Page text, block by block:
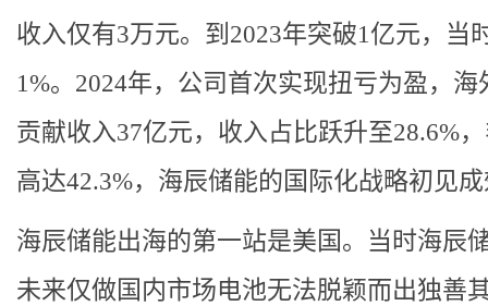
收入仅有3万元。到2023年突破1亿元，当
1%。2024年，公司首次实现扭亏为盈，海
贡献收入37亿元，收入占比跃升至28.6%
高达42.3%，海辰储能的国际化战略初见
海辰储能出海的第一站是美国。当时海辰
未来仅做国内市场电池无法脱颖而出独善